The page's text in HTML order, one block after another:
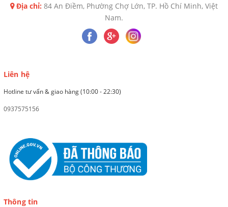
Địa chỉ: 84 An Điềm, Phường Chợ Lớn, TP. Hồ Chí Minh, Việt
Nam.
Liên hệ
Hotline tư vấn & giao hàng (10:00 - 22:30)
0937575156
Thông tin